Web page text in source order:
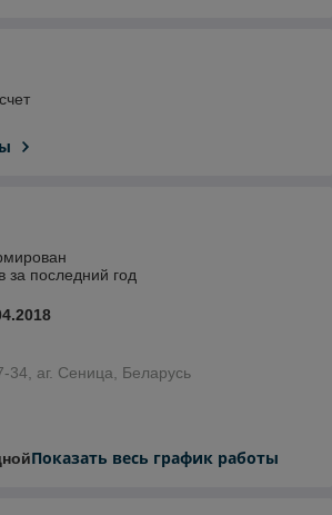
за последний год
34, аг. Сеница, Беларусь
Показать весь график работы